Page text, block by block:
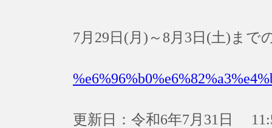
7月29日(月)～8月3日(土)まで
更新日：令和6年7月31日